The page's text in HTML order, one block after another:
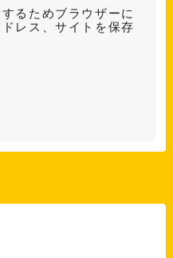
るためブラウザーに
レス、サイトを保存